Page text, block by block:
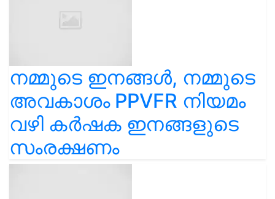
നമ്മുടെ ഇനങ്ങൾ, നമ്മുടെ
അവകാശം PPVFR നിയമം
വഴി കർഷക ഇനങ്ങളുടെ
സംരക്ഷണം